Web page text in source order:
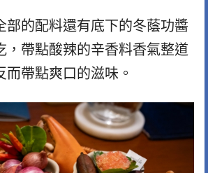
部的配料還有底下的冬蔭功醬
，帶點酸辣的辛香料香氣整道
而帶點爽口的滋味。